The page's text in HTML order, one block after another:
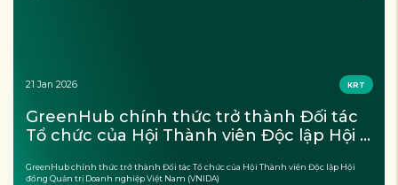
14 Jan 2026 KDBT&SKX
GreenHub phối hợp cùng cộng đồng hỗ
trợ vệ sinh môi trường, khắc phục hậu
GreenHub phối hợp cùng cộng đồng hỗ trợ vệ sinh môi trường, khắc phục hậu quả
sau thiên tai tại Đắk Lắk